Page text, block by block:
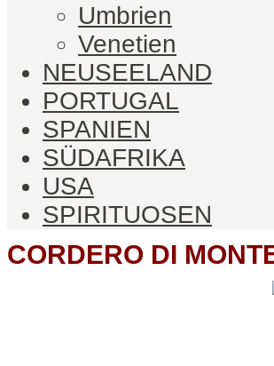
Umbrien
Venetien
NEUSEELAND
PORTUGAL
SPANIEN
SÜDAFRIKA
USA
SPIRITUOSEN
CORDERO DI